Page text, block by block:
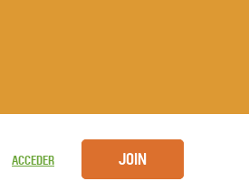
ACCEDER JOIN